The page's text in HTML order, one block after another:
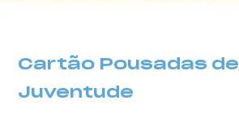
Cartão Pousadas de
Juventude